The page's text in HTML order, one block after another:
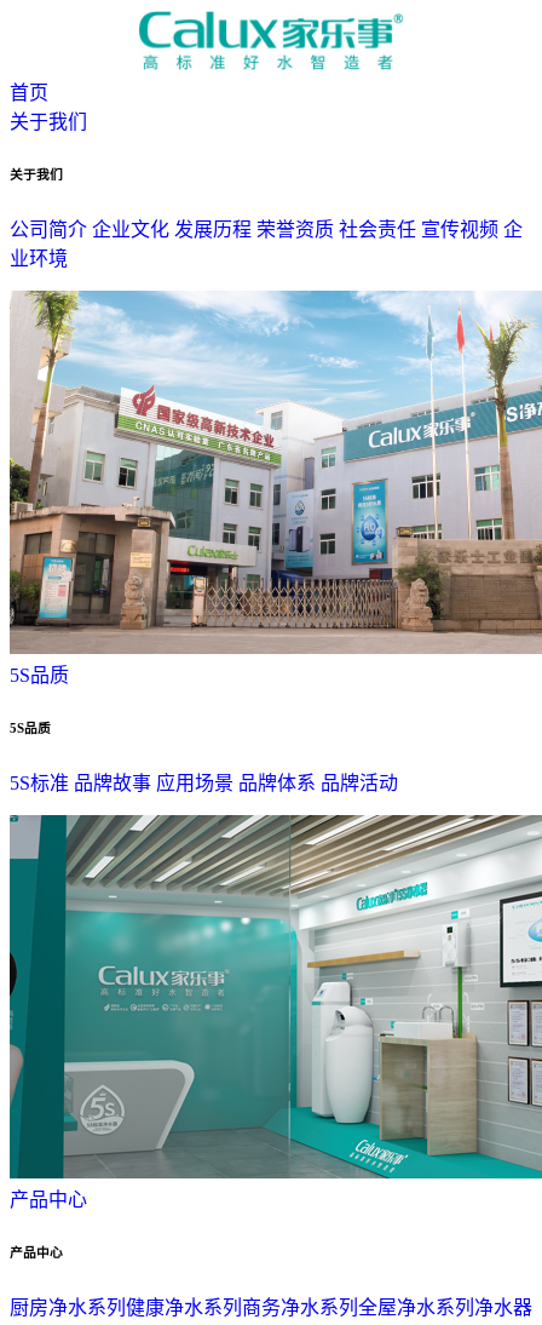
首页
关于我们
关于我们
公司简介 企业文化 发展历程 荣誉资质 社会责任 宣传视频 企
业环境
5S品质
5S品质
5S标准 品牌故事 应用场景 品牌体系 品牌活动
产品中心
产品中心
厨房净水系列 健康净水系列 商务净水系列 全屋净水系列 净水器